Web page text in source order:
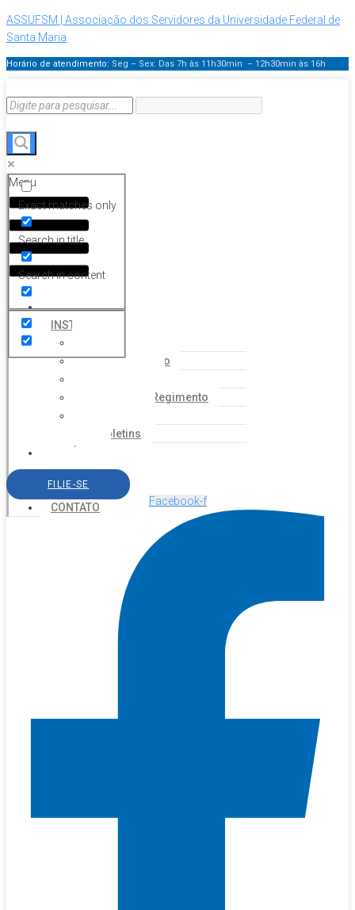
ASSUFSM | Associação dos Servidores da Universidade Federal de
Santa Maria
Horário de atendimento: Seg – Sex: Das 7h às 11h30min – 12h30min às 16h
Exact matches only
Search in title
Search in content
Menu
HOME
INSTITUCIONAL
Coordenação
Estatuto e Regimento
Boletins
SERVIÇOS
AGENDA
CONTATO
FILIE-SE
Facebook-f